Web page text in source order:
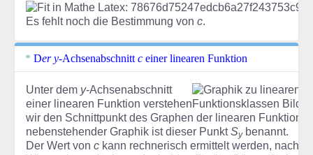
Es fehlt noch die Bestimmung von c.
Der y-Achsenabschnitt c einer linearen Funktion
Unter dem y-Achsenabschnitt
einer linearen Funktion verstehen
wir den Schnittpunkt des Graphen der linearen Funktion
nebenstehender Graphik ist dieser PunktSybenannt.
Der Wert von c kann rechnerisch ermittelt werden,